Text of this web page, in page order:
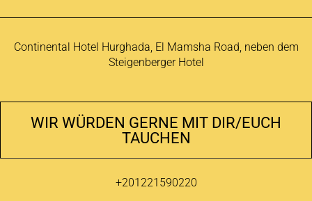
Continental Hotel Hurghada, El Mamsha Road, neben dem
Steigenberger Hotel
WIR WÜRDEN GERNE MIT DIR/EUCH
TAUCHEN
+201221590220